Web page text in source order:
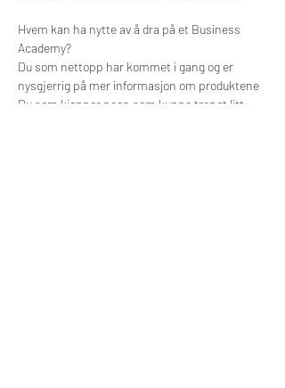
Hvem kan ha nytte av å dra på et Business
Academy?
Du som nettopp har kommet i gang og er
nysgjerrig på mer informasjon om produktene
Du som kjenner noen som kunne trengt litt